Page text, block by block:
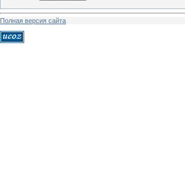
Полная версия сайта